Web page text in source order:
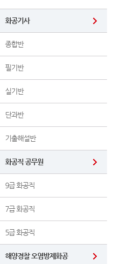
화공기사
종합반
필기반
실기반
단과반
기출해설반
화공직 공무원
9급 화공직
7급 화공직
5급 화공직
해양경찰 오염방제화공